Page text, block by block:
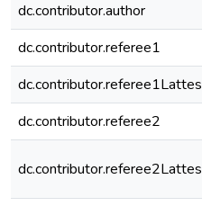
dc.contributor.author
dc.contributor.referee1
dc.contributor.referee1Lattes
dc.contributor.referee2
dc.contributor.referee2Lattes